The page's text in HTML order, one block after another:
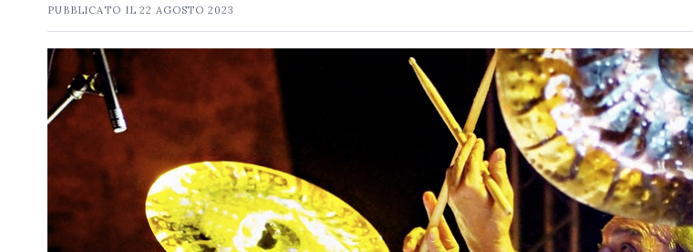
PUBBLICATO IL22 AGOSTO 2023